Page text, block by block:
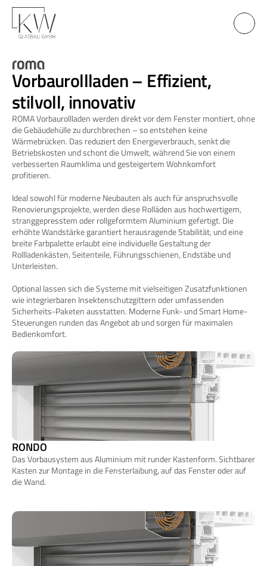
Vorbaurollladen – Effizient,
stilvoll, innovativ
ROMA Vorbaurollladen werden direkt vor dem Fenster montiert, ohne
die Gebäudehülle zu durchbrechen – so entstehen keine
Wärmebrücken. Das reduziert den Energieverbrauch, senkt die
Betriebskosten und schont die Umwelt, während Sie von einem
verbesserten Raumklima und gesteigertem Wohnkomfort
profitieren.
Ideal sowohl für moderne Neubauten als auch für anspruchsvolle
Renovierungsprojekte, werden diese Rolläden aus hochwertigem,
stranggepresstem oder rollgeformtem Aluminium gefertigt. Die
erhöhte Wandstärke garantiert herausragende Stabilität, und eine
breite Farbpalette erlaubt eine individuelle Gestaltung der
Rollladenkästen, Seitenteile, Führungsschienen, Endstäbe und
Unterleisten.
Optional lassen sich die Systeme mit vielseitigen Zusatzfunktionen
wie integrierbaren Insektenschutzgittern oder umfassenden
Sicherheits-Paketen ausstatten. Moderne Funk- und Smart Home-
Steuerungen runden das Angebot ab und sorgen für maximalen
Bedienkomfort.
RONDO
Das Vorbausystem aus Aluminium mit runder Kastenform. Sichtbarer
Kasten zur Montage in die Fensterlaibung, auf das Fenster oder auf
die Wand.